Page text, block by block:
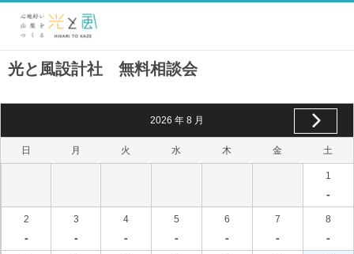
光と風設計社 無料相談会
2026 年 8 月
日 月 火 水 木 金 土
1
-
2
-
3
-
4
-
5
-
6
-
7
-
8
-